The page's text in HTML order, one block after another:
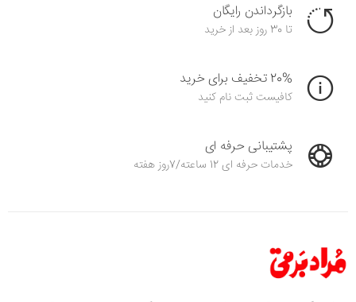
بازگرداندن رایگان
تا 30 روز بعد از خرید
20% تخفیف برای خرید
کافیست ثبت نام کنید
پشتیبانی حرفه ای
خدمات حرفه ای 12 ساعته/7روز هفته